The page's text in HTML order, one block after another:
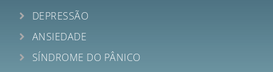
DEPRESSÃO
ANSIEDADE
SÍNDROME DO PÂNICO